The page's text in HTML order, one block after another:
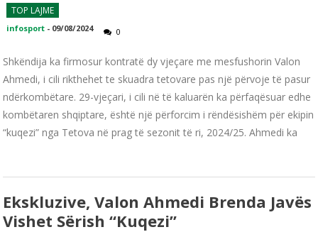
TOP LAJME
infosport - 09/08/2024 0
Shkëndija ka firmosur kontratë dy vjeçare me mesfushorin Valon
Ahmedi, i cili rikthehet te skuadra tetovare pas një përvoje të pasur
ndërkombëtare. 29-vjeçari, i cili në të kaluarën ka përfaqësuar edhe
kombëtaren shqiptare, është një përforcim i rëndësishëm për ekipin
“kuqezi” nga Tetova në prag të sezonit të ri, 2024/25. Ahmedi ka
Ekskluzive, Valon Ahmedi Brenda Javës
Vishet Sërish “kuqezi”